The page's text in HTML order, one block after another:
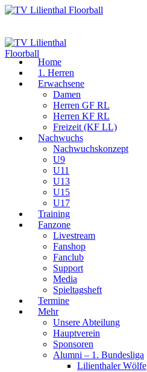
Home
1. Herren
Erwachsene
Damen
Herren GF RL
Herren KF RL
Freizeit (KF LL)
Nachwuchs
Nachwuchskonzept
U9
U11
U13
U15
U17
Training
Fanzone
Livestream
Fanshop
Fanclub
Support
Media
Spieltagsheft
Termine
Mehr
Unsere Abteilung
Hauptverein
Sponsoren
Alumni – 1. Bundesliga
Lilienthaler Wölfe